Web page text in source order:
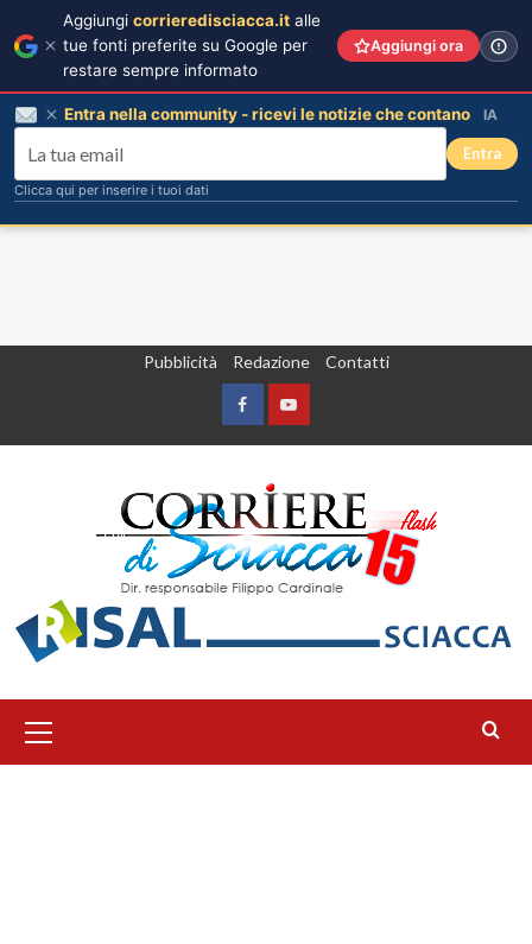
Pubblicità Redazione Contatti
FacebookYountube
principale
Aggiungi corrieredisciacca.it alle
tue fonti preferite su Google per
restare sempre informato
Aggiungi ora
Entra nella community - ricevi le notizie che contano IA
Entra
Clicca qui per inserire i tuoi dati